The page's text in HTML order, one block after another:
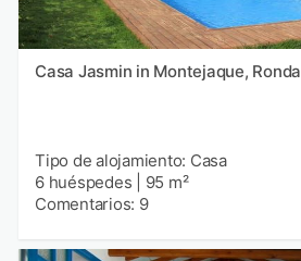
Casa Jasmin in Montejaque, Ronda
Tipo de alojamiento: Casa
6 huéspedes
95 m²
Comentarios: 9